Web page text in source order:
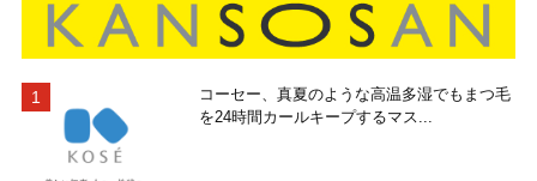
コーセー、真夏のような高温多湿でもまつ毛
を24時間カールキープするマス...